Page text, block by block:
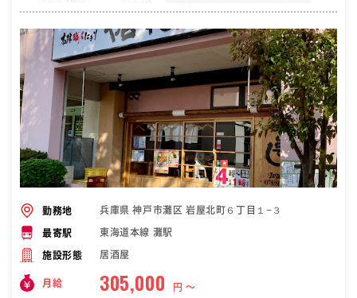
勤務地 兵庫県 神戸市灘区 岩屋北町６丁目１−３
最寄駅 東海道本線 灘駅
施設形態 居酒屋
月給 305,000 円 〜